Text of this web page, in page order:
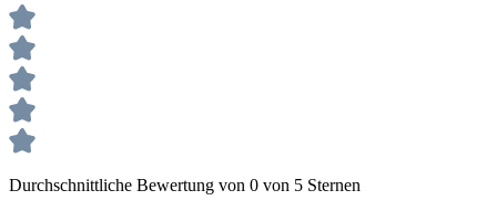
Durchschnittliche Bewertung von 0 von 5 Sternen